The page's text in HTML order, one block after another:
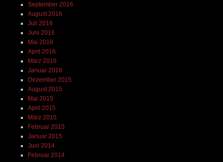
September 2016
August 2016
Juli 2016
Juni 2016
Mai 2016
April 2016
März 2016
Januar 2016
Dezember 2015
August 2015
Mai 2015
April 2015
März 2015
Februar 2015
Januar 2015
Juni 2014
Februar 2014